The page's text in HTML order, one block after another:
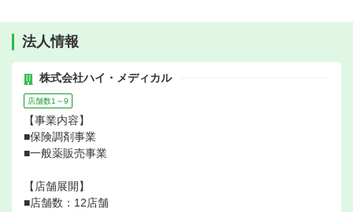
法人情報
株式会社ハイ・メディカル
店舗数1～9
【事業内容】
■保険調剤事業
■一般薬販売事業
【店舗展開】
■店舗数：12店舗